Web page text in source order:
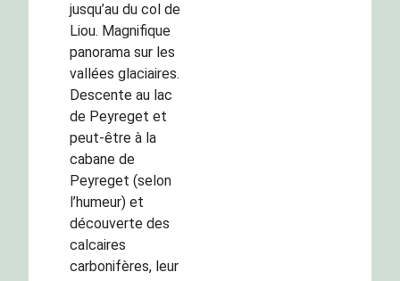
jusqu’au du col de
Liou. Magnifique
panorama sur les
vallées glaciaires.
Descente au lac
de Peyreget et
peut-être à la
cabane de
Peyreget (selon
l’humeur) et
découverte des
calcaires
carbonifères, leur